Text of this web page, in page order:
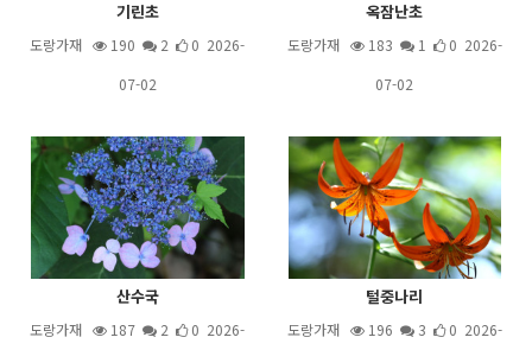
기린초
도랑가재 190 2
0 2026-
07-02
옥잠난초
도랑가재 183 1
0 2026-
07-02
산수국
도랑가재 187 2
0 2026-
털중나리
도랑가재 196 3
0 2026-